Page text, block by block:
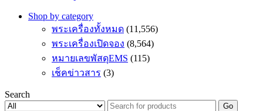
Shop by category
พระเครื่องทั้งหมด (11,556)
พระเครื่องเปิดจอง (8,564)
หมายเลขพัสดุEMS (115)
เช็คข่าวสาร (3)
Search
Go